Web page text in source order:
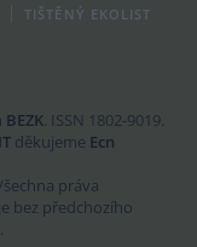
TIŠTĚNÝ EKOLIST
BEZK . ISSN 1802-9019.
děkujeme Ecn
práva
bez předchozího